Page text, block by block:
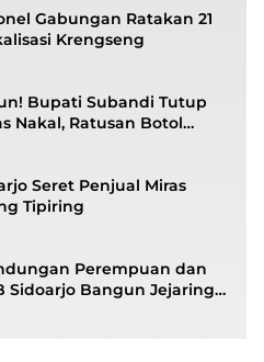
Gabungan Ratakan 21
Krengseng
Bupati Subandi Tutup
Nakal, Ratusan Botol
Seret Penjual Miras
Tipiring
Perempuan dan
Sidoarjo Bangun Jejaring
Desa